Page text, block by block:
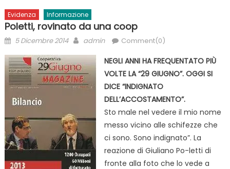
Evidenza Informazione
Poletti, rovinato da una coop
Posted
5 Dicembre 2014 Author
admin Comment(0)
NEGLI ANNI HA FREQUENTATO PIÙ
VOLTE LA “29 GIUGNO”. OGGI SI
DICE “INDIGNATO
DELL’ACCOSTAMENTO”.
Sto male nel vedere il mio nome
messo vicino alle schifezze che
ci sono. Sono indignato”. La
reazione di Giuliano Po-letti di
fronte alla foto che lo vede a